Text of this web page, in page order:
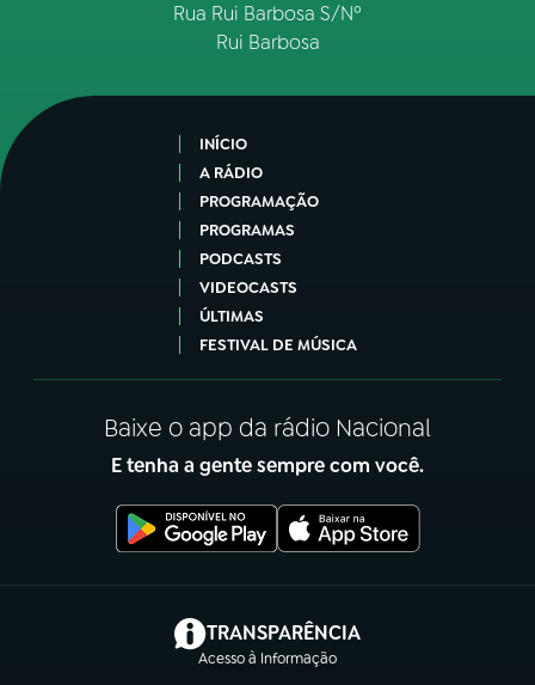
Rua Rui Barbosa S/Nº
Rui Barbosa
INÍCIO
A RÁDIO
PROGRAMAÇÃO
PROGRAMAS
PODCASTS
VIDEOCASTS
ÚLTIMAS
FESTIVAL DE MÚSICA
Baixe o app da rádio Nacional
E tenha a gente sempre com você.
TRANSPARÊNCIA
Acesso à Informação
(abre em nova aba)